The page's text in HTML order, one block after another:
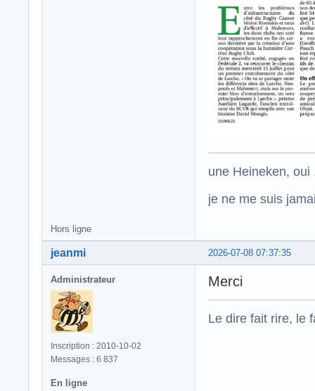
une Heineken,
je ne me suis
Hors ligne
2026-07-08 07:37:35
jeanmi
Administrateur
Inscription : 2010-10-02
Messages : 6 837
Merci
Le dire fait rire, le
En ligne